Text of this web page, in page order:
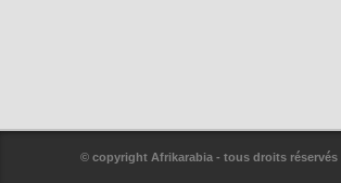
© copyright Afrikarabia - tous droits réservés